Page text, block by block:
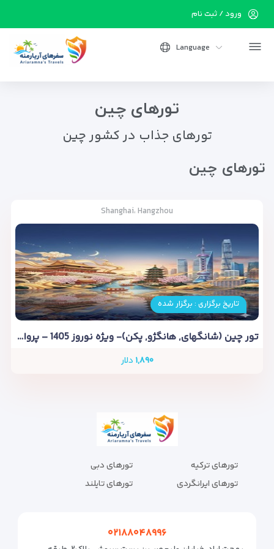
ورود / ثبت نام
Language
تورهای چین
تورهای جذاب در کشور چین
تورهای چین
Shanghai، Hangzhou
تاریخ برگزاری : برگزار شده
تور چین (شانگهای, هانگژو, پکن)- ویژه نوروز 1405 – پرواز ماهان
۱,۸۹۰ دلار
تورهای ترکیه
تورهای ایرانگردی
تورهای دبی
تورهای تایلند
۰۲۱۸۸۰۴۸۹۹۶